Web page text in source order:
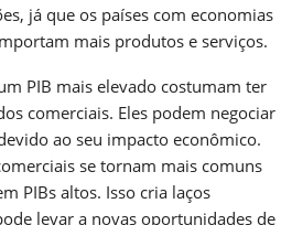
já que os países com economias
mais produtos e serviços.
PIB mais elevado costumam ter
comerciais. Eles podem negociar
ao seu impacto econômico.
se tornam mais comuns
PIBs altos. Isso cria laços
levar a novas oportunidades de